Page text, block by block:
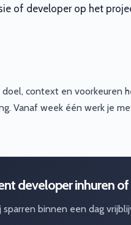
of developer op het
context en voorkeuren
Vanaf week één werk je
developer inhuren
binnen een dag